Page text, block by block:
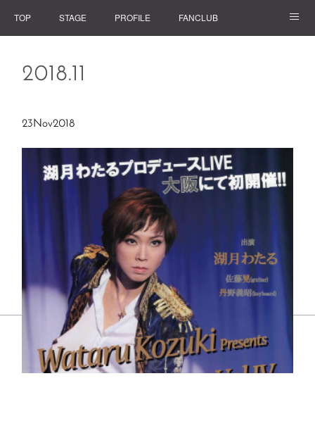
TOP STAGE PROFILE FANCLUB
2018.11
23Nov2018
©2026 WATARU KOZUKI OFFICIAL FAN CLUB ACROSS. All Rights
Reserved．